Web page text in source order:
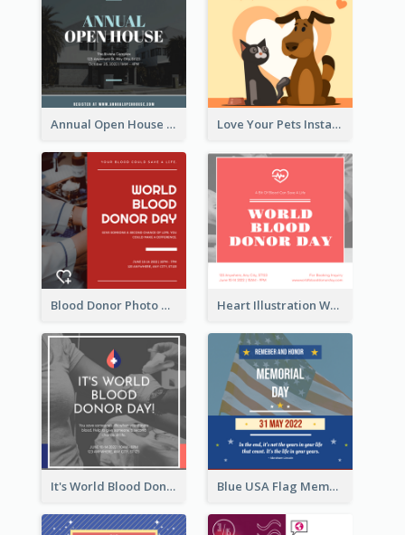
Annual Open House Instagram Post Love Your Pets Instagram Post
Blood Donor Photo World Blood Donor Day Instagram Post Heart Illustration World Blood Donor Day Instagram Post
It's World Blood Donor Day Photo Instagram Post Blue USA Flag Memorial Day Instagram Post Design